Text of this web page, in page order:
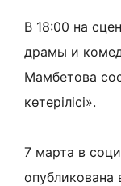
В 18:00 на
драмы и
Мамбетова
көтерілісі».
7 марта в
опубликована